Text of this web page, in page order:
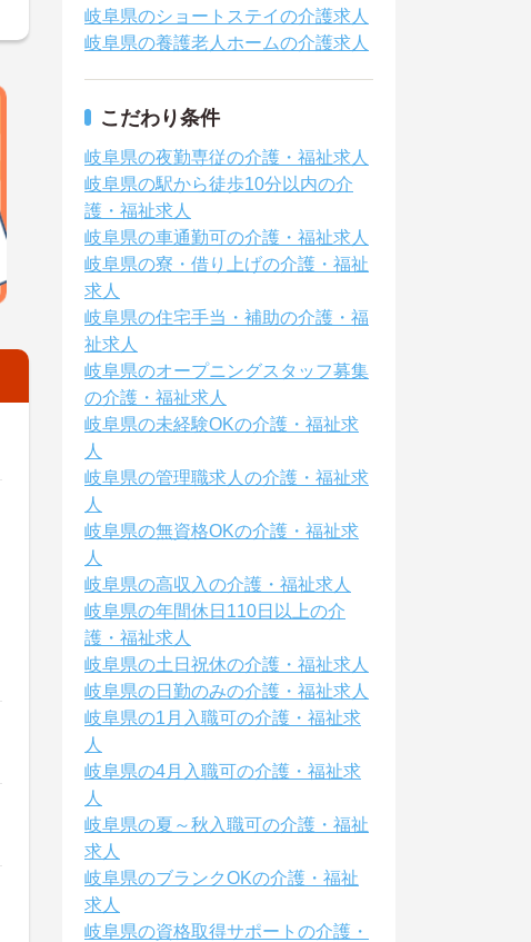
岐阜県のショートステイの介護求人
岐阜県の養護老人ホームの介護求人
こだわり条件
岐阜県の夜勤専従の介護・福祉求人
岐阜県の駅から徒歩10分以内の介
護・福祉求人
岐阜県の車通勤可の介護・福祉求人
岐阜県の寮・借り上げの介護・福祉
求人
岐阜県の住宅手当・補助の介護・福
祉求人
岐阜県のオープニングスタッフ募集
の介護・福祉求人
岐阜県の未経験OKの介護・福祉求
人
岐阜県の管理職求人の介護・福祉求
人
岐阜県の無資格OKの介護・福祉求
人
岐阜県の高収入の介護・福祉求人
岐阜県の年間休日110日以上の介
護・福祉求人
岐阜県の土日祝休の介護・福祉求人
岐阜県の日勤のみの介護・福祉求人
岐阜県の1月入職可の介護・福祉求
人
岐阜県の4月入職可の介護・福祉求
人
岐阜県の夏～秋入職可の介護・福祉
求人
岐阜県のブランクOKの介護・福祉
求人
岐阜県の資格取得サポートの介護・